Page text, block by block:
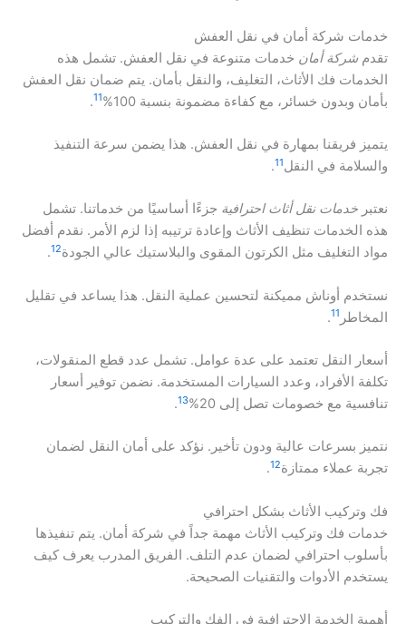
خدمات شركة أمان في نقل العفش
تقدم شركة أمان خدمات متنوعة في نقل العفش. تشمل هذه
الخدمات فك الأثاث، التغليف، والنقل بأمان. يتم ضمان نقل العفش
بأمان وبدون خسائر، مع كفاءة مضمونة بنسبة 100%
11
.
يتميز فريقنا بمهارة في نقل العفش. هذا يضمن سرعة التنفيذ
والسلامة في النقل11
.
نعتبر خدمات نقل أثاث احترافية جزءًا أساسيًا من خدماتنا. تشمل
هذه الخدمات تنظيف الأثاث وإعادة ترتيبه إذا لزم الأمر. نقدم أفضل
مواد التغليف مثل الكرتون المقوى والبلاستيك عالي الجودة12
.
نستخدم أوناش مميكنة لتحسين عملية النقل. هذا يساعد في تقليل
المخاطر 11
.
أسعار النقل تعتمد على عدة عوامل. تشمل عدد قطع المنقولات،
تكلفة الأفراد، وعدد السيارات المستخدمة. نضمن توفير أسعار
تنافسية مع خصومات تصل إلى 20%
13
.
نتميز بسرعات عالية ودون تأخير. نؤكد على أمان النقل لضمان
تجربة عملاء ممتازة12
.
فك وتركيب الأثاث بشكل احترافي
خدمات فك وتركيب الأثاث مهمة جداً في شركة أمان. يتم تنفيذها
بأسلوب احترافي لضمان عدم التلف. الفريق المدرب يعرف كيف
يستخدم الأدوات والتقنيات الصحيحة.
أهمية الخدمة الاحترافية في الفك والتركيب